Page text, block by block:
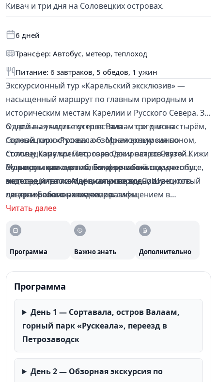
Кивач и три дня на Соловецких островах.
6 дней
Трансфер: Автобус, метеор, теплоход
Питание: 6 завтраков, 5 обедов, 1 ужин
Экскурсионный тур «Карельский эксклюзив» —
насыщенный маршрут по главным природным и
историческим местам Карелии и Русского Севера. За
6 дней вы увидите остров Валаам с его монастырём,
горный парк «Рускеала» с Мраморным каньоном,
столицу Карелии Петрозаводск и остров-музей Кижи
с уникальным ансамблем деревянного зодчества,
водопад Кивач и Марциальные воды, Шунгитовый
центр и Беломорские петроглифы.
Отдельная часть путешествия — три дня на
Соловецких островах: обзорная экскурсия по
Соловецкому кремлю, гора Секирная со Свято-
Вознесенским скитом, Ботанический сад и
экспозиция, посвящённая истории Соловецкого
лагеря особого назначения.
Маршрут проходит на комфортабельном автобусе,
метеоре и теплоходе в сопровождении
лицензированных гидов, с размещением в
гостиницах Петрозаводска, Кеми/Рабочеостровска и
Читать далее
Программа Важно знать Дополнительно
Программа
День 1 — Сортавала, остров Валаам,
горный парк «Рускеала», переезд в
Петрозаводск
День 2 — Обзорная экскурсия по